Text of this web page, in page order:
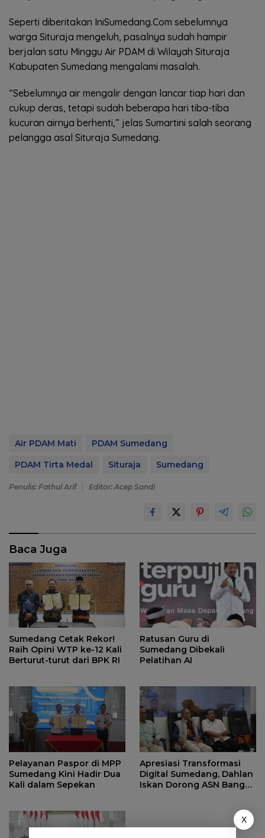
Seperti diberitakan IniSumedang.Com sebelumnya
warga Situraja mengeluh, pasalnya sudah hampir
berjalan satu Minggu Air PDAM di Wilayah Situraja
Kabupaten Sumedang mengalami masalah.
“Sebelumnya air mengalir dengan lancar tiap hari dan
cukup deras, tetapi sudah beberapa hari tiba-tiba
kucuran airnya berhenti,” jelas Sumartini salah seorang
pelangga asal Situraja Sumedang.
Air PDAM Mati
PDAM Sumedang
PDAM Tirta Medal
Situraja Sumedang
Penulis: Fathul Arif Editor: Acep Sandi
Baca Juga
Sumedang Cetak Rekor!
Raih Opini WTP ke-12 Kali
Berturut-turut dari BPK RI
Ratusan Guru di
Sumedang Dibekali
Pelatihan AI
Pelayanan Paspor di MPP
Sumedang Kini Hadir Dua
Kali dalam Sepekan
Apresiasi Transformasi
Digital Sumedang, Dahlan
Iskan Dorong ASN Bangun
X